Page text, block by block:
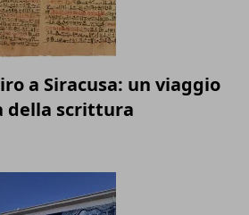
a Siracusa: un viaggio
della scrittura